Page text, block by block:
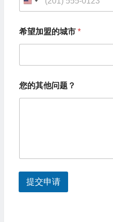
姓
名
希
加
的
U
i
e
d
S
e
s
+
希望加盟的城市 *
您的其他问题？
提交申请